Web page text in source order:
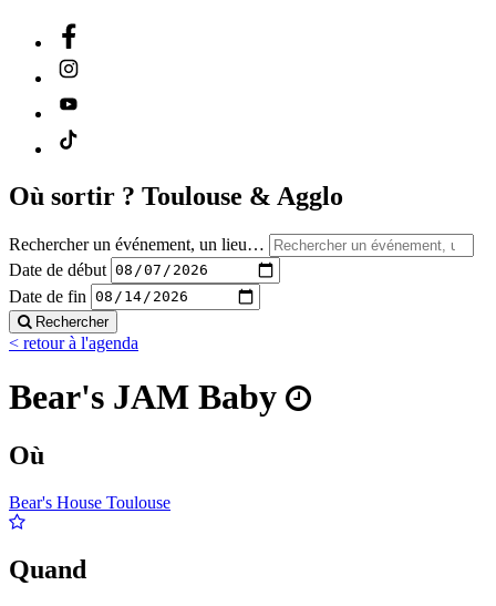
Où sortir ? Toulouse & Agglo
Rechercher un événement, un lieu…
Date de début
Date de fin
Rechercher
< retour à l'agenda
Bear's JAM Baby
Où
Bear's House Toulouse
Quand